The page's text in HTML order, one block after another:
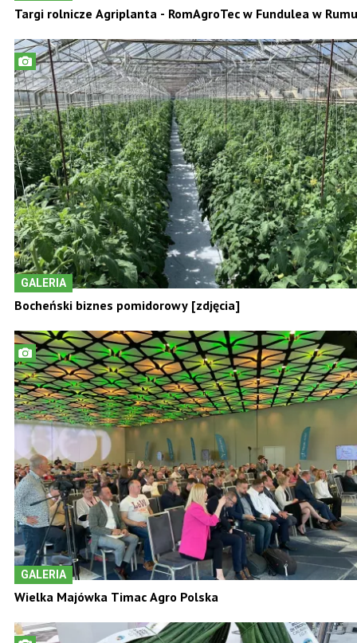
Targi rolnicze Agriplanta - RomAgroTec w Fundulea w
GALERIA
Bocheński biznes pomidorowy [zdjęcia]
GALERIA
Wielka Majówka Timac Agro Polska